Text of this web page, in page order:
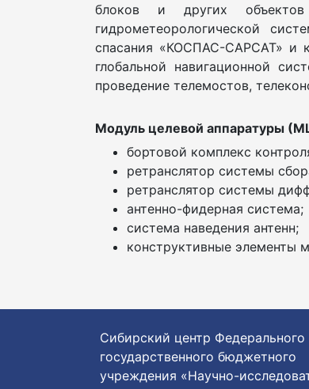
блоков и других объектов
гидрометеорологической
спасания «КОСПАС-САРСАТ» и
глобальной навигационной
проведение телемостов,
Модуль целевой аппаратуры
бортовой комплекс
ретранслятор системы
ретранслятор системы
антенно-фидерная система;
система наведения антенн;
конструктивные элементы
Сибирский центр Федерального
государственного бюджетного
учреждения «Научно-